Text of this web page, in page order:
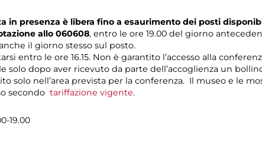
in presenza è libera fino a esaurimento dei posti
allo 060608, entro le ore 19.00 del giorno
il giorno stesso sul posto.
entro le ore 16.15. Non è garantito l’accesso alla
solo dopo aver ricevuto da parte dell’accoglienza un
solo nell’area prevista per la conferenza. Il museo e le
secondo tariffazione vigente.
19.00